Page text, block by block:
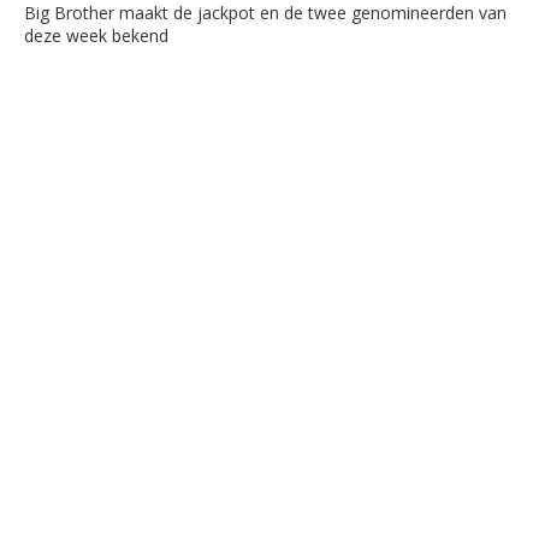
Big Brother maakt de jackpot en de twee genomineerden van
deze week bekend